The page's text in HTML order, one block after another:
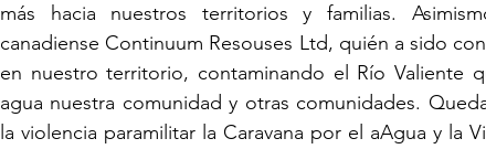
más hacia nuestros territorios y familias.
canadiense Continuum Resouses Ltd, quién a sido
en nuestro territorio, contaminando el Río Valiente
agua nuestra comunidad y otras comunidades.
la violencia paramilitar la Caravana por el aAgua y la